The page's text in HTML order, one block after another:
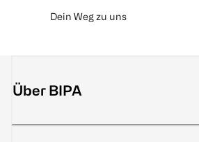
Dein Weg zu uns
Über BIPA